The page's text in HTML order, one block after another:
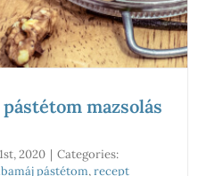
mazsolás
2020 | Categories:
pástétom,recept